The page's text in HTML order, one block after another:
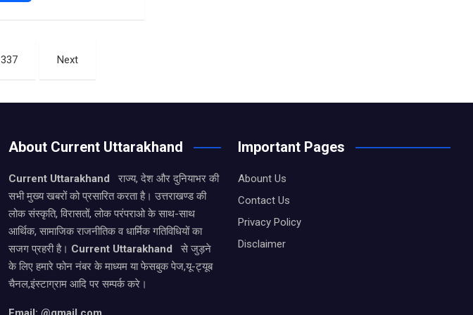
e
337 Next
About Current Uttarakhand
Current Uttarakhand
राज्य, देश और दुनियाभर की
सभी मुख्य खबरों को प्रसारित करता है। उत्तराखण्ड की
लोक संस्कृति, विरासतों, लोक परंपराओ के साथ-साथ
आर्थिक, सामाजिक राजनीतिक व धार्मिक गतिविधियों का
सजग प्रहरी है। Current Uttarakhand
से जुड़ने
के लिए हमारे फोन नंबर के माध्यम या फेसबुक पेज,यू-ट्यूब
चैनल,इंस्टाग्राम आदि पर सम्पर्क करे।
Important Pages
Abount Us
Contact Us
Privacy Policy
Disclaimer